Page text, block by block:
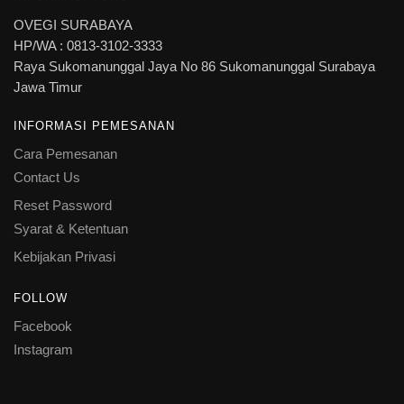
OVEGI SURABAYA
HP/WA : 0813-3102-3333
Raya Sukomanunggal Jaya No 86 Sukomanunggal Surabaya
Jawa Timur
INFORMASI PEMESANAN
Cara Pemesanan
Contact Us
Reset Password
Syarat & Ketentuan
Kebijakan Privasi
FOLLOW
Facebook
Instagram